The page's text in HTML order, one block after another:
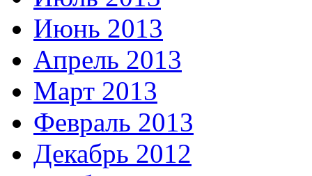
Июнь 2013
Апрель 2013
Март 2013
Февраль 2013
Декабрь 2012